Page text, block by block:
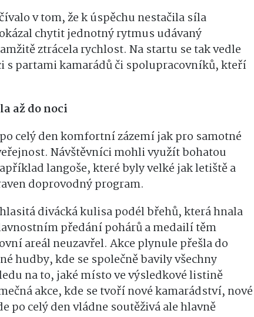
v tom, že k úspěchu nestačila síla
chytit jednotný rytmus udávaný
ztrácela rychlost. Na startu se tak vedle
s partami kamarádů či spolupracovníků, kteří
až do noci
celý den komfortní zázemí jak pro samotné
Návštěvníci mohli využít bohatou
langoše, které byly velké jak letiště a
doprovodný program.
divácká kulisa podél břehů, která hnala
předání pohárů a medailí těm
areál neuzavřel. Akce plynule přešla do
hudby, kde se společně bavily všechny
na to, jaké místo ve výsledkové listině
akce, kde se tvoří nové kamarádství, nové
po celý den vládne soutěživá ale hlavně